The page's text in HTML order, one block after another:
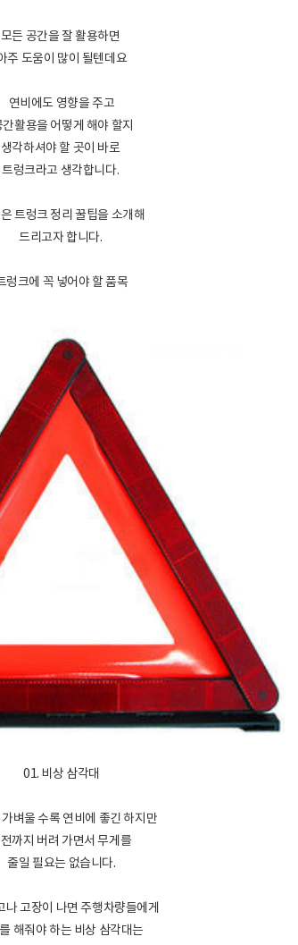
모든 공간을 잘 활용하면
주 도움이 많이 될텐데요
연비에도 영향을 주고
활용을 어떻게 해야 할지
생각하셔야 할 곳이 바로
트렁크라고 생각합니다.
트렁크 정리 꿀팁을 소개해
드리고자 합니다.
렁크에 꼭 넣어야 할 품목
01. 비상 삼각대
벼울 수록 연비에 좋긴 하지만
까지 버려 가면서 무게를
줄일 필요는 없습니다.
나 고장이 나면 주행차량들에게
해줘야 하는 비상 삼각대는